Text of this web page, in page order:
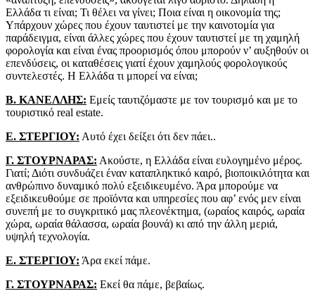
Ελλάδα τι είναι; Τι θέλει να γίνει; Ποια είναι η οικονομία της;
Υπάρχουν χώρες που έχουν ταυτιστεί με την καινοτομία για
παράδειγμα, είναι άλλες χώρες που έχουν ταυτιστεί με τη χαμηλή
φορολογία και είναι ένας προορισμός όπου μπορούν ν’ αυξηθούν οι
επενδύσεις, οι καταθέσεις γιατί έχουν χαμηλούς φορολογικούς
συντελεστές. Η Ελλάδα τι μπορεί να είναι;
Β. ΚΑΝΕΛΛΗΣ: Εμείς ταυτιζόμαστε με τον τουρισμό και με το
τουριστικό real estate.
Ε. ΣΤΕΡΓΙΟΥ: Αυτό έχει δείξει ότι δεν πάει..
Γ. ΣΤΟΥΡΝΑΡΑΣ: Ακούστε, η Ελλάδα είναι ευλογημένο μέρος.
Γιατί; Διότι συνδυάζει έναν καταπληκτικό καιρό, βιοποικιλότητα και
ανθρώπινο δυναμικό πολύ εξειδικευμένο. Άρα μπορούμε να
εξειδικευθούμε σε προϊόντα και υπηρεσίες που αφ’ ενός μεν είναι
συνεπή με το συγκριτικό μας πλεονέκτημα, (ωραίος καιρός, ωραία
χώρα, ωραία θάλασσα, ωραία βουνά) κι από την άλλη μεριά,
υψηλή τεχνολογία.
Ε. ΣΤΕΡΓΙΟΥ: Άρα εκεί πάμε.
Γ. ΣΤΟΥΡΝΑΡΑΣ: Εκεί θα πάμε, βεβαίως.